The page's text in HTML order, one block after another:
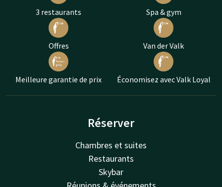
3 restaurants Spa & gym
Offres Van der Valk
Meilleure garantie de prix Économisez avec Valk Loyal
Réserver
Chambres et suites
Restaurants
Skybar